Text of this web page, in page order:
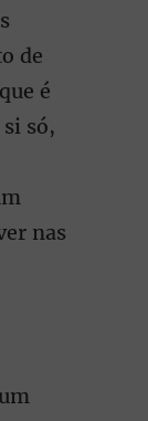
de
é
só,
nas